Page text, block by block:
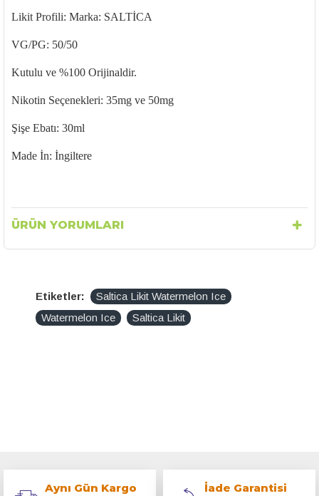
Likit Profili: Marka: SALTİCA
VG/PG: 50/50
Kutulu ve %100 Orijinaldir.
Nikotin Seçenekleri: 35mg ve 50mg
Şişe Ebatı: 30ml
Made İn: İngiltere
ÜRÜN YORUMLARI
Etiketler:
Saltica Likit Watermelon Ice
Watermelon Ice
Saltica Likit
Aynı Gün Kargo İade Garantisi